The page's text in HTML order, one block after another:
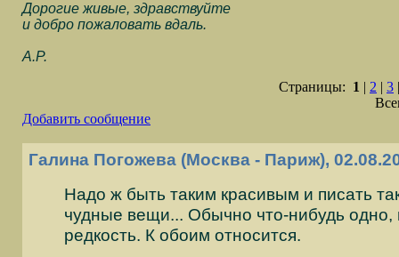
Дорогие живые, здравствуйте
и добро пожаловать вдаль.
А.Р.
Страницы: 1 | 2 | 3
Добавить сообщение
Галина Погожева (Москва - Париж),
Надо ж быть таким красивым и писать
чудные вещи... Обычно что-нибудь одно,
редкость. К обоим относится.